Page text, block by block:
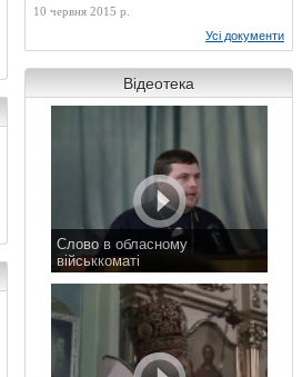
10 червня 2015 р.
Усі документи
Відеотека
Слово в обласному
військкоматі